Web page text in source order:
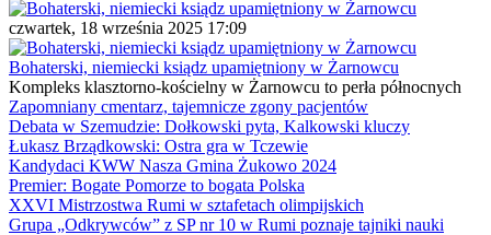
czwartek, 18 września 2025 17:09
Bohaterski, niemiecki ksiądz upamiętniony w Żarnowcu
Kompleks klasztorno-kościelny w Żarnowcu to perła północnych
Zapomniany cmentarz, tajemnicze zgony pacjentów
Debata w Szemudzie: Dołkowski pyta, Kalkowski kluczy
Łukasz Brządkowski: Ostra gra w Tczewie
Kandydaci KWW Nasza Gmina Żukowo 2024
Premier: Bogate Pomorze to bogata Polska
XXVI Mistrzostwa Rumi w sztafetach olimpijskich
Grupa „Odkrywców” z SP nr 10 w Rumi poznaje tajniki nauki